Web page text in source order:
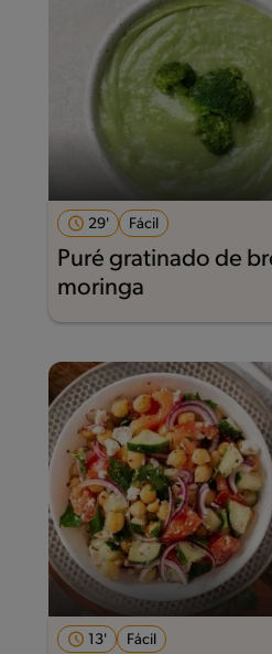
29' Fácil
Puré gratinado de
moringa
13' Fácil